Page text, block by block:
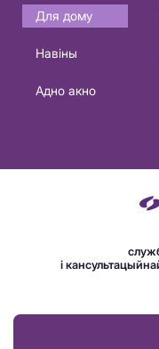
Основная
навигация
Для дому
Навіны
Адно акно
і